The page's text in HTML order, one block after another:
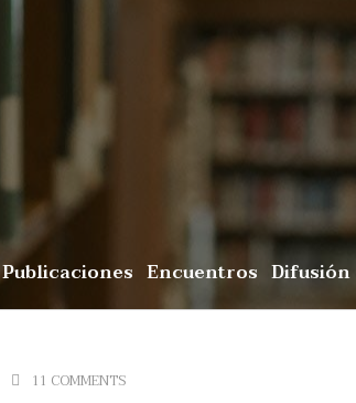
Publicaciones Encuentros Difusión
11 COMMENTS